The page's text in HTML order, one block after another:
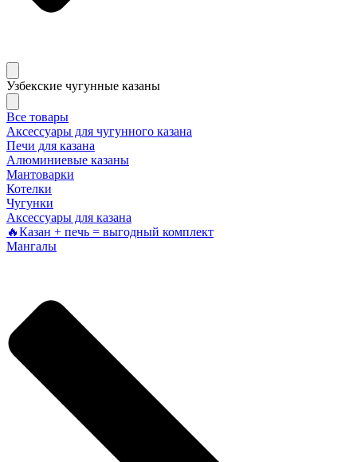
Узбекские чугунные казаны
Все товары
Аксессуары для чугунного казана
Печи для казана
Алюминиевые казаны
Мантоварки
Котелки
Чугунки
Аксессуары для казана
🔥Казан + печь = выгодный комплект
Мангалы